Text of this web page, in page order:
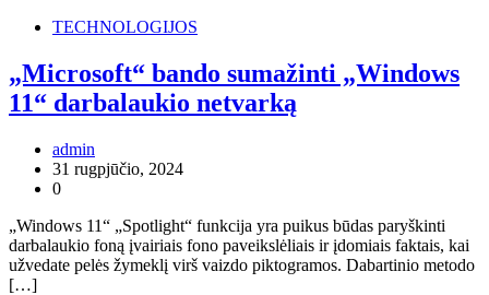
TECHNOLOGIJOS
„Microsoft“ bando sumažinti „Windows
11“ darbalaukio netvarką
admin
31 rugpjūčio, 2024
0
„Windows 11“ „Spotlight“ funkcija yra puikus būdas paryškinti
darbalaukio foną įvairiais fono paveikslėliais ir įdomiais faktais, kai
užvedate pelės žymeklį virš vaizdo piktogramos. Dabartinio metodo
[…]